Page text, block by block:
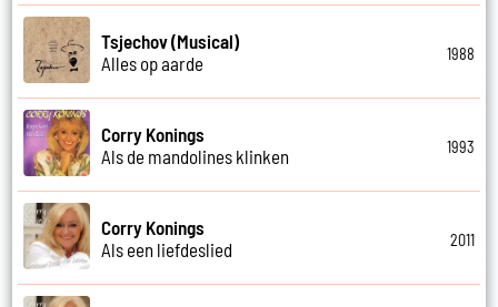
Tsjechov (Musical)
Alles op aarde
1988
Corry Konings
Als de mandolines klinken
1993
Corry Konings
Als een liefdeslied
2011